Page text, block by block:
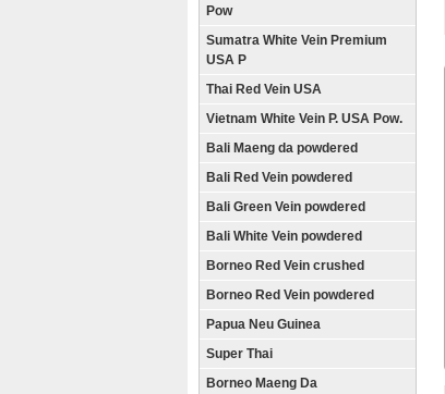
Pow
Sumatra White Vein Premium
USA P
Thai Red Vein USA
Vietnam White Vein P. USA Pow.
Bali Maeng da powdered
Bali Red Vein powdered
Bali Green Vein powdered
Bali White Vein powdered
Borneo Red Vein crushed
Borneo Red Vein powdered
Papua Neu Guinea
Super Thai
Borneo Maeng Da